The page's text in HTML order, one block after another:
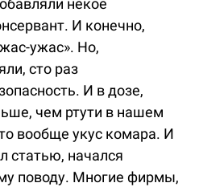
некое
И конечно,
ужас». Но,
сто раз
И в дозе,
чем ртути в нашем
вообще укус комара. И
статью, начался
поводу. Многие фирмы,